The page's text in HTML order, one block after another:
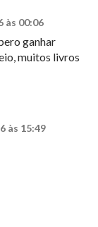
às 00:06
ganhar
muitos livros
às 15:49